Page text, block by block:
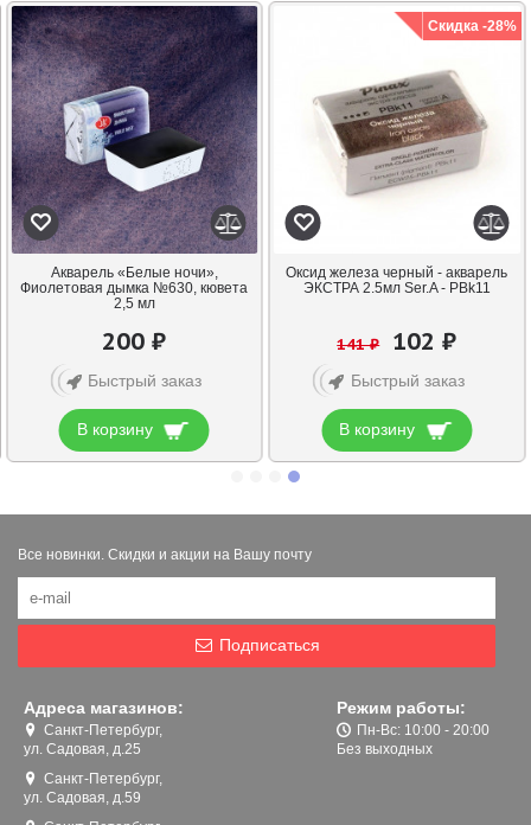
Акварель «Белые ночи»,
Фиолетовая дымка №630, кювета
2,5 мл
200 ₽
Быстрый заказ
В корзину
Скидка -28%
Оксид железа черный - акварель
ЭКСТРА 2.5мл Ser.A - PBk11
141 ₽ 102 ₽
Быстрый заказ
В корзину
Все новинки. Скидки и акции на Вашу почту
Подписаться
Адреса магазинов:
Санкт-Петербург,
ул. Садовая, д.25
Санкт-Петербург,
ул. Садовая, д.59
Режим работы:
Пн-Вс: 10:00 - 20:00
Без выходных